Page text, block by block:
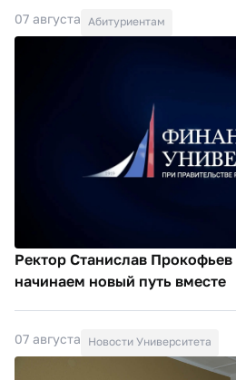
07 августа Абитуриентам
Ректор Станислав
начинаем новый путь вместе
07 августа Новости Университета